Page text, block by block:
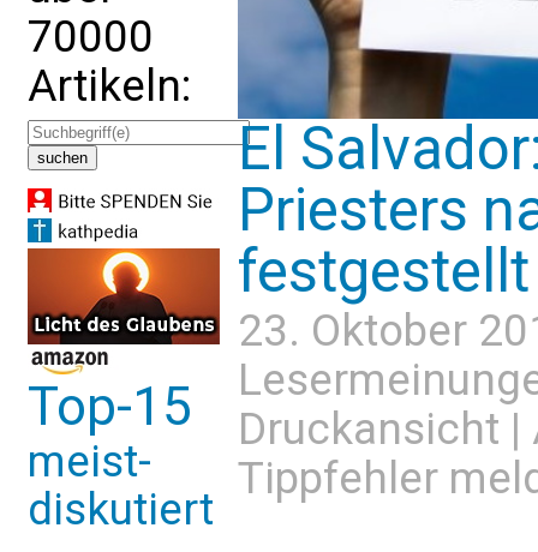
70000
Artikeln:
Top-15
meist-
diskutiert
El
Priesters
festgestellt
23. Oktober
Druckansicht |
Tippfehler